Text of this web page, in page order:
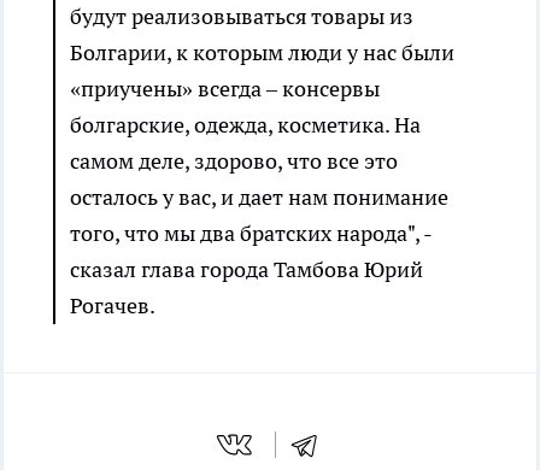
будут реализовываться товары из
Болгарии, к которым люди у нас были
«приучены» всегда – консервы
болгарские, одежда, косметика. На
самом деле, здорово, что все это
осталось у вас, и дает нам понимание
того, что мы два братских народа", -
сказал глава города Тамбова Юрий
Рогачев.